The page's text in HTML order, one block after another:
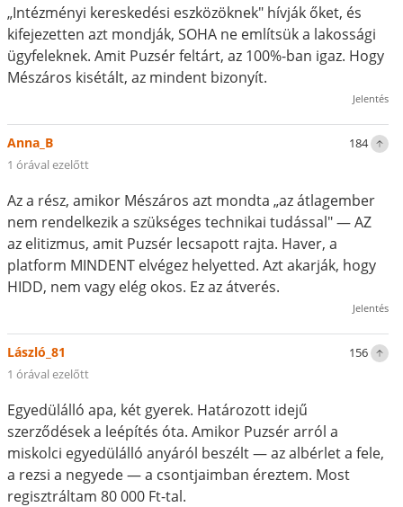
„Intézményi kereskedési eszközöknek" hívják őket, és
kifejezetten azt mondják, SOHA ne említsük a lakossági
ügyfeleknek. Amit Puzsér feltárt, az 100%-ban igaz. Hogy
Mészáros kisétált, az mindent bizonyít.
Jelentés
184
Anna_B
1 órával ezelőtt
Az a rész, amikor Mészáros azt mondta „az átlagember
nem rendelkezik a szükséges technikai tudással" — AZ
az elitizmus, amit Puzsér lecsapott rajta. Haver, a
platform MINDENT elvégez helyetted. Azt akarják, hogy
HIDD, nem vagy elég okos. Ez az átverés.
Jelentés
156
László_81
1 órával ezelőtt
Egyedülálló apa, két gyerek. Határozott idejű
szerződések a leépítés óta. Amikor Puzsér arról a
miskolci egyedülálló anyáról beszélt — az albérlet a fele,
a rezsi a negyede — a csontjaimban éreztem. Most
regisztráltam 80 000 Ft-tal.